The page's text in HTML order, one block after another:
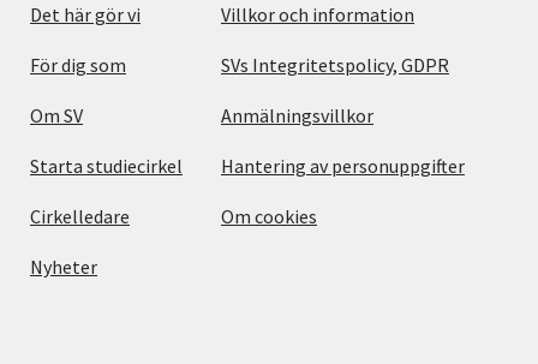
Det här gör vi
För dig som
Om SV
Starta studiecirkel
Cirkelledare
Nyheter
Villkor och information
SVs Integritetspolicy, GDPR
Anmälningsvillkor
Hantering av personuppgifter
Om cookies